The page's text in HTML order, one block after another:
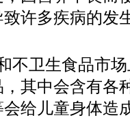
许多疾病的发
卫生食品市场
其中会含有各
给儿童身体造